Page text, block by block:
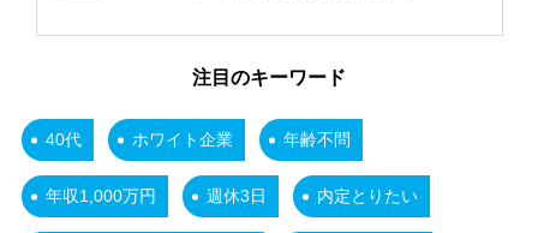
注目のキーワード
40代 ホワイト企業 年齢不問
年収1,000万円 週休3日 内定とりたい